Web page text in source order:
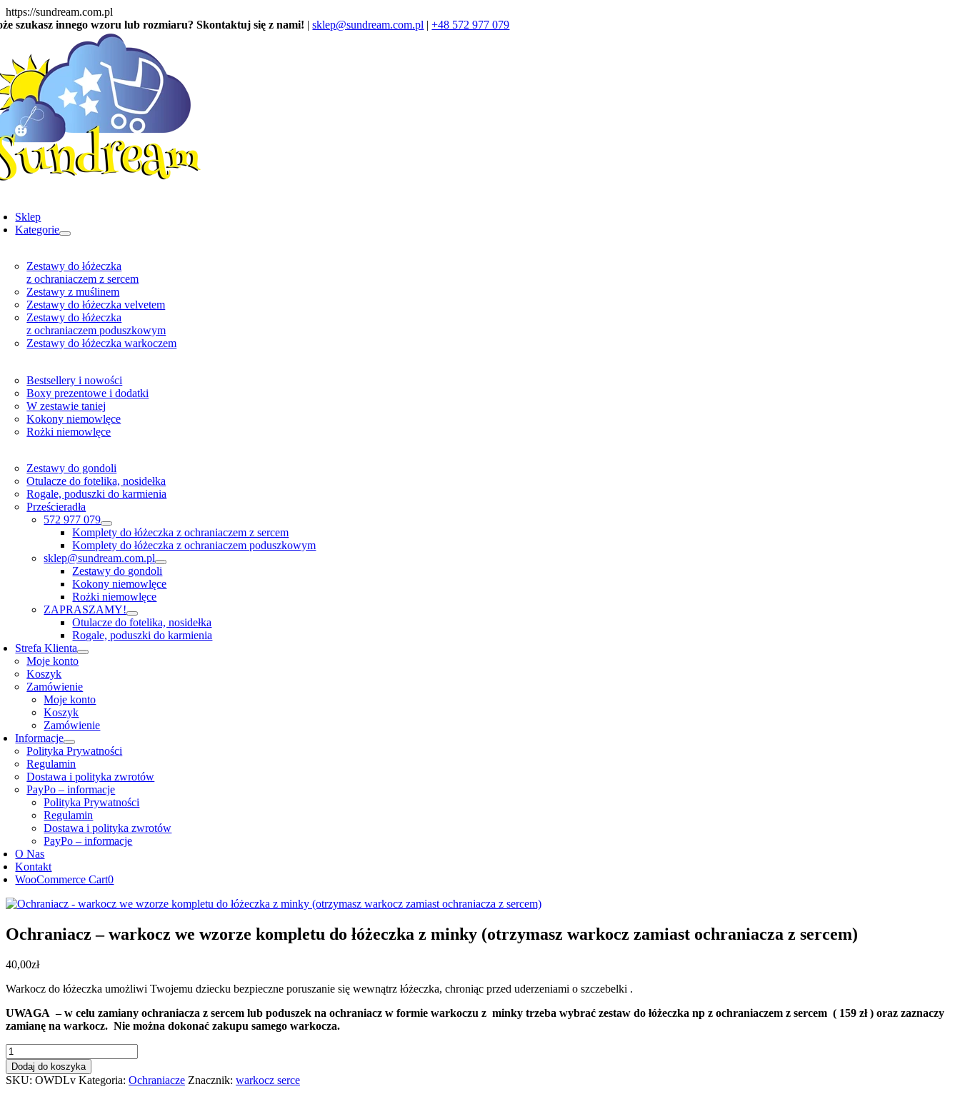
https://sundream.com.pl
to
content
szukasz innego wzoru lub rozmiaru? Skontaktuj się z nami! |sklep@sundream.com.pl |+48 572 977 079
Sklep
Kategorie
Zestawy do łóżeczka
z ochraniaczem z sercem
Zestawy z muślinem
Zestawy do łóżeczka velvetem
Zestawy do łóżeczka
z ochraniaczem poduszkowym
Zestawy do łóżeczka warkoczem
Bestsellery i nowości
Boxy prezentowe i dodatki
W zestawie taniej
Kokony niemowlęce
Rożki niemowlęce
Zestawy do gondoli
Otulacze do fotelika, nosidełka
Rogale, poduszki do karmienia
Prześcieradła
572 977 079
Komplety do łóżeczka z ochraniaczem z sercem
Komplety do łóżeczka z ochraniaczem poduszkowym
sklep@sundream.com.pl
Zestawy do gondoli
Kokony niemowlęce
Rożki niemowlęce
ZAPRASZAMY!
Otulacze do fotelika, nosidełka
Rogale, poduszki do karmienia
Strefa Klienta
Moje konto
Koszyk
Zamówienie
Moje konto
Koszyk
Zamówienie
Informacje
Polityka Prywatności
Regulamin
Dostawa i polityka zwrotów
PayPo – informacje
Polityka Prywatności
Regulamin
Dostawa i polityka zwrotów
PayPo – informacje
O Nas
Kontakt
WooCommerce Cart0
Ochraniacz – warkocz we wzorze kompletu do łóżeczka z minky (otrzymasz warkocz zamiast ochraniacza z sercem)
40,00zł
Warkocz do łóżeczka umożliwi Twojemu dziecku bezpieczne poruszanie się wewnątrz łóżeczka, chroniąc przed uderzeniami o szczebelki .
UWAGA – w celu zamiany ochraniacza z sercem lub poduszek na ochraniacz w formie warkoczu z minky trzeba wybrać zestaw do łóżeczka np z ochraniaczem z sercem ( 159 zł ) oraz zaznaczy
zamianę na warkocz. Nie można dokonać zakupu samego warkocza.
ilość
Ochraniacz
-
warkocz
Dodaj do koszyka
SKU: OWDLv Kategoria: Ochraniacze Znacznik: warkocz serce